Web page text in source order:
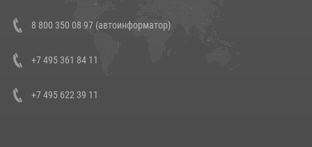
В Росгвардии прошла военно-научная конференция по обобщению
боевого опыта
8 800 350 08 97 (автоинформатор)
+7 495 361 84 11
+7 495 622 39 11